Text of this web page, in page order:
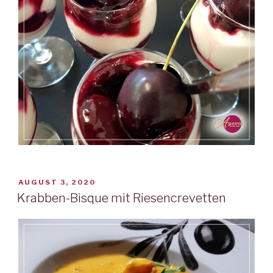
VERÖFFENTLICHT
AM
AUGUST 3, 2020
Krabben-Bisque mit Riesencrevetten